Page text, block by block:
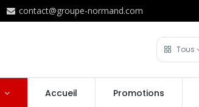
contact@groupe-normand.com
Tous
Accueil Promotions